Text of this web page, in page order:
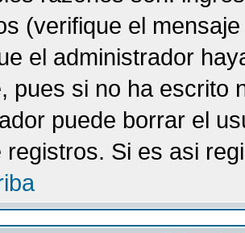
(verifique el
el administrador
pues si no ha escrito
puede borrar el
registros. Si es asi